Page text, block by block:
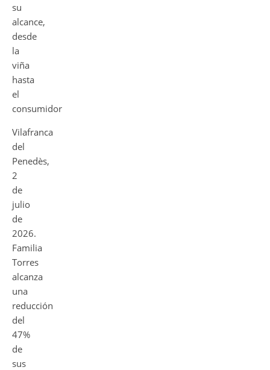
su
alcance,
desde
la
viña
hasta
el
consumidor
Vilafranca
del
Penedès,
2
de
julio
de
2026.
Familia
Torres
alcanza
una
reducción
del
47%
de
sus